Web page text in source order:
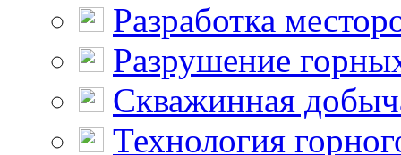
Разработка
Разрушение
Скважинная
Технология